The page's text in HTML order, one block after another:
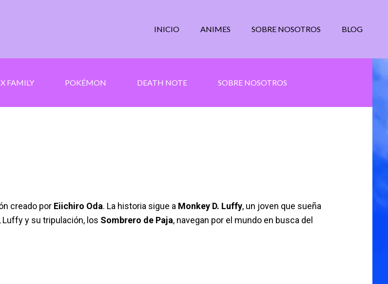
INICIO ANIMES SOBRE NOSOTROS BLOG
FAMILY POKÉMON DEATH NOTE SOBRE NOSOTROS
creado por Eiichiro Oda. La historia sigue a Monkey D. Luffy, un joven que sueña
Luffy y su tripulación, los Sombrero de Paja, navegan por el mundo en busca del